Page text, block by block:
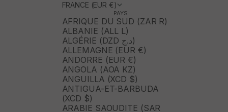
FRANCE (EUR €)
PAYS
AFRIQUE DU SUD (ZAR R)
ALBANIE (ALL L)
ALGÉRIE (DZD د.ج)
ALLEMAGNE (EUR €)
ANDORRE (EUR €)
ANGOLA (AOA KZ)
ANGUILLA (XCD $)
ANTIGUA-ET-BARBUDA
(XCD $)
ARABIE SAOUDITE (SAR